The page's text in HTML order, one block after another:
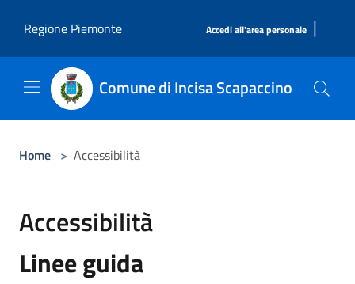
Regione Piemonte
Accedi all'area personale |
Comune di Incisa Scapaccino
Home > Accessibilità
Accessibilità
Linee guida